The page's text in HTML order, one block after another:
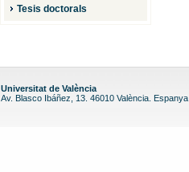
Tesis doctorals
Universitat de València
Av. Blasco Ibáñez, 13. 46010 València. Espanya